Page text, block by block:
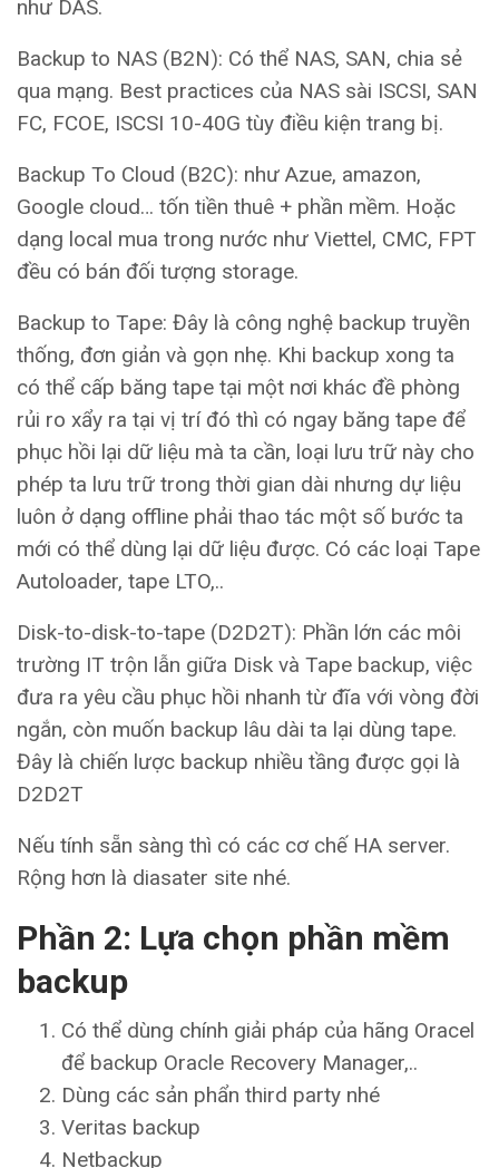
như DAS.
Backup to NAS (B2N): Có thể NAS, SAN, chia sẻ
qua mạng. Best practices của NAS sài ISCSI, SAN
FC, FCOE, ISCSI 10-40G tùy điều kiện trang bị.
Backup To Cloud (B2C): như Azue, amazon,
Google cloud… tốn tiền thuê + phần mềm. Hoặc
dạng local mua trong nước như Viettel, CMC, FPT
đều có bán đối tượng storage.
Backup to Tape: Đây là công nghệ backup truyền
thống, đơn giản và gọn nhẹ. Khi backup xong ta
có thể cấp băng tape tại một nơi khác đề phòng
rủi ro xẩy ra tại vị trí đó thì có ngay băng tape để
phục hồi lại dữ liệu mà ta cần, loại lưu trữ này cho
phép ta lưu trữ trong thời gian dài nhưng dự liệu
luôn ở dạng offline phải thao tác một số bước ta
mới có thể dùng lại dữ liệu được. Có các loại Tape
Autoloader, tape LTO,..
Disk-to-disk-to-tape (D2D2T): Phần lớn các môi
trường IT trộn lẫn giữa Disk và Tape backup, việc
đưa ra yêu cầu phục hồi nhanh từ đĩa với vòng đời
ngắn, còn muốn backup lâu dài ta lại dùng tape.
Đây là chiến lược backup nhiều tầng được gọi là
D2D2T
Nếu tính sẵn sàng thì có các cơ chế HA server.
Rộng hơn là diasater site nhé.
Phần 2: Lựa chọn phần mềm
backup
Có thể dùng chính giải pháp của hãng Oracel
để backup Oracle Recovery Manager,..
Dùng các sản phẩn third party nhé
Veritas backup
Netbackup